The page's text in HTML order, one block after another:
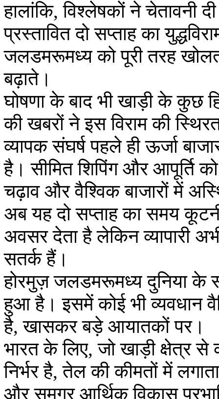
हालांकि, विश्लेषकों ने चेतावनी
प्रस्तावित दो सप्ताह का
जलडमरूमध्य को पूरी तरह
बढ़ाते।
घोषणा के बाद भी खाड़ी के कुछ
की खबरों ने इस विराम की
व्यापक संघर्ष पहले ही ऊर्जा
है। सीमित शिपिंग और आपूर्ति
चढ़ाव और वैश्विक बाजारों में
अब यह दो सप्ताह का समय
अवसर देता है लेकिन व्यापारी
सतर्क हैं।
होरमुज़ जलडमरूमध्य दुनिया के
हुआ है। इसमें कोई भी व्यवधान
है, खासकर बड़े आयातकों पर।
भारत के लिए, जो खाड़ी क्षेत्र
निर्भर है, तेल की कीमतों में
और समग्र आर्थिक विकास